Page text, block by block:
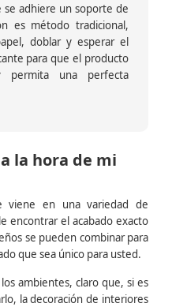
se adhiere un soporte de
es método tradicional,
doblar y esperar el
para que el producto
permita una perfecta
la hora de mi
viene en una variedad de
encontrar el acabado exacto
se pueden combinar para
que sea único para usted.
ambientes, claro que, si es
la decoración de interiores